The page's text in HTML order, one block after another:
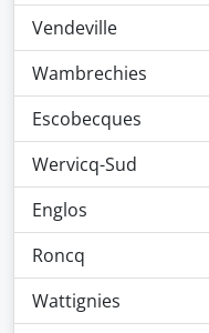
Vendeville
Wambrechies
Escobecques
Wervicq-Sud
Englos
Roncq
Wattignies